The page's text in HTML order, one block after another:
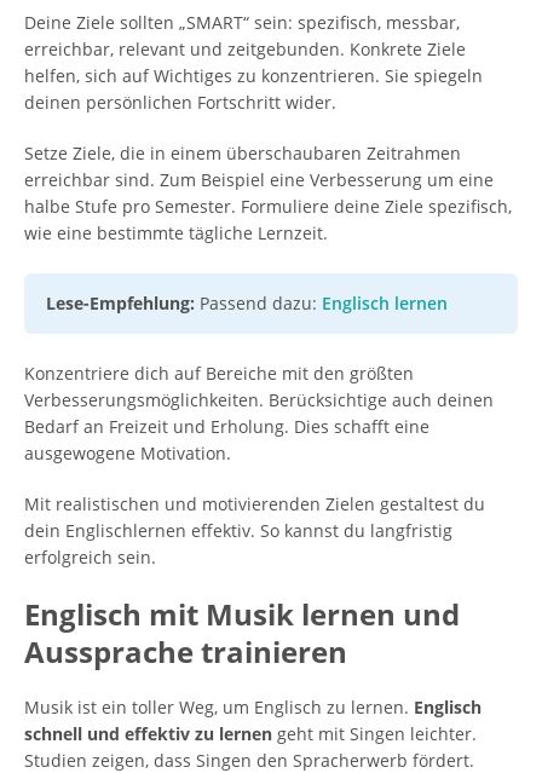
Deine Ziele sollten „SMART“ sein: spezifisch, messbar,
erreichbar, relevant und zeitgebunden. Konkrete Ziele
helfen, sich auf Wichtiges zu konzentrieren. Sie spiegeln
deinen persönlichen Fortschritt wider.
Setze Ziele, die in einem überschaubaren Zeitrahmen
erreichbar sind. Zum Beispiel eine Verbesserung um eine
halbe Stufe pro Semester. Formuliere deine Ziele spezifisch,
wie eine bestimmte tägliche Lernzeit.
Lese-Empfehlung: Passend dazu: Englisch lernen
Konzentriere dich auf Bereiche mit den größten
Verbesserungsmöglichkeiten. Berücksichtige auch deinen
Bedarf an Freizeit und Erholung. Dies schafft eine
ausgewogene Motivation.
Mit realistischen und motivierenden Zielen gestaltest du
dein Englischlernen effektiv. So kannst du langfristig
erfolgreich sein.
Englisch mit Musik lernen und
Aussprache trainieren
Musik ist ein toller Weg, um Englisch zu lernen. Englisch
schnell und effektiv zu lernen geht mit Singen leichter.
Studien zeigen, dass Singen den Spracherwerb fördert.